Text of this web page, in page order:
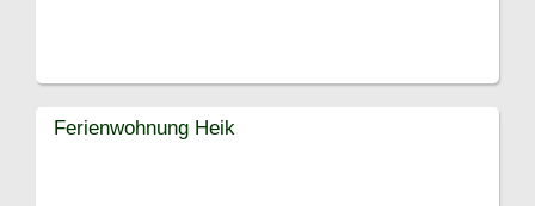
Ferienwohnung Heik